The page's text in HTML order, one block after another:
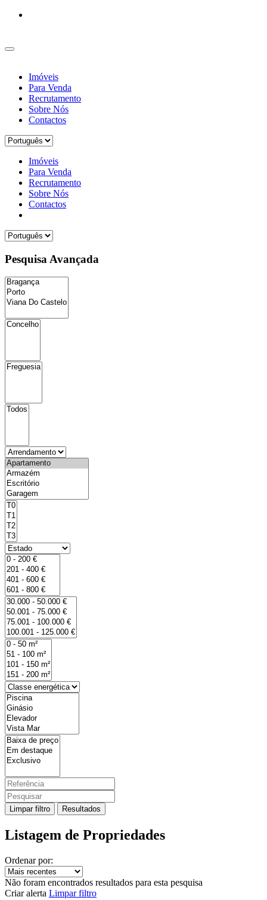
Imóveis
Para Venda
Recrutamento
Sobre Nós
Contactos
Imóveis
Para Venda
Recrutamento
Sobre Nós
Contactos
Pesquisa Avançada
Limpar filtro Resultados
Listagem de Propriedades
Ordenar por:
Não foram encontrados resultados para esta pesquisa
Criar alerta Limpar filtro